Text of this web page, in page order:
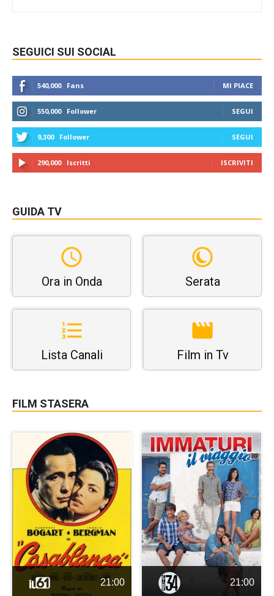
SEGUICI SUI SOCIAL
540,000 Fans MI PIACE
550,000 Follower SEGUI
9,300 Follower SEGUI
290,000 Iscritti ISCRIVITI
GUIDA TV
Ora in Onda Serata
Lista Canali Film in Tv
FILM STASERA
21:00 21:00